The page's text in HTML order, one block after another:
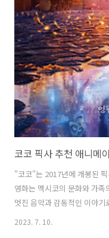
감정들은 라일리의 기억을
는지 영향을 주며, 때로는 갈
할과 중요성을 통해 성장과
람들에게 공감과 영감을 주
영화입니다...
코코 픽사 추천 애니메
"코코"는 2017년에 개봉된
영화는 멕시코의 문화와 가
멋진 음악과 감동적인 이야
구엘의 이야기를 중심으로 전
2023. 7. 10.